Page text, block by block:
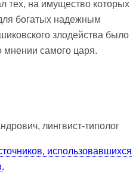
тех, на имущество которых
богатых надежным
злодейства было
мнении самого царя.
лингвист-типолог
использовавшихся